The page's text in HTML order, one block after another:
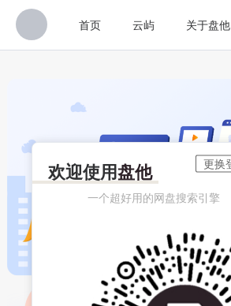
首页 云屿 关于盘他
欢迎使用盘他
一个超好用的网盘搜索引擎